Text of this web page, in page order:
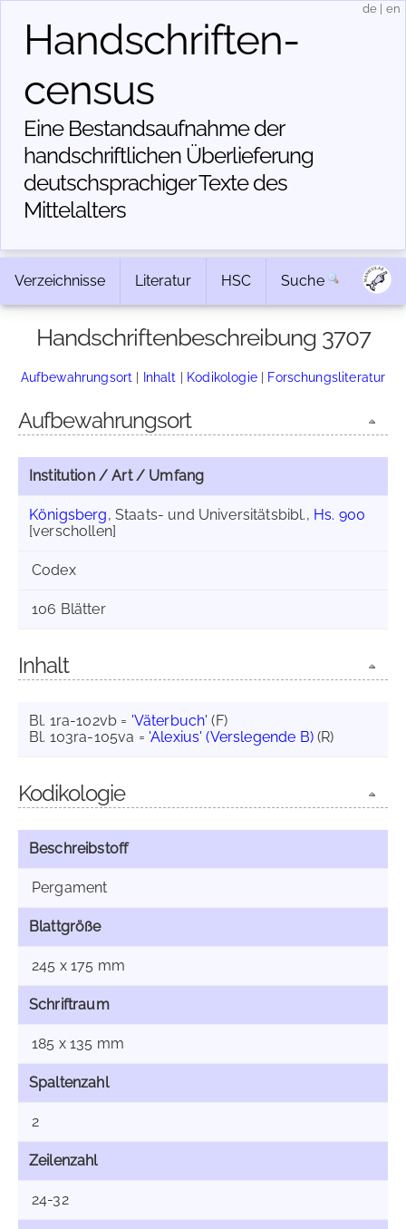
Handschriften­
census
Eine Bestandsaufnahme der
handschriftlichen Über­lieferung
deutschsprachiger Texte des
Mittelalters
de en
Verzeichnisse Literatur HSC Suche
Handschriftenbeschreibung 3707
Aufbewahrungsort | Inhalt | Kodikologie| Forschungsliteratur
Aufbewahrungsort
Institution / Art / Umfang
Königsberg, Staats- und Universitätsbibl., Hs. 900
[verschollen]
Codex
106 Blätter
Inhalt
Bl. 1ra-102vb = 'Väterbuch' (F)
Bl. 103ra-105va = 'Alexius' (Verslegende B)(R)
Kodikologie
Beschreibstoff
Pergament
Blattgröße
245 x 175 mm
Schriftraum
185 x 135 mm
Spaltenzahl
2
Zeilenzahl
24-32